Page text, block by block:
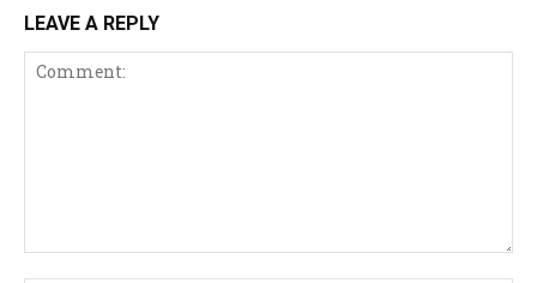
LEAVE A REPLY